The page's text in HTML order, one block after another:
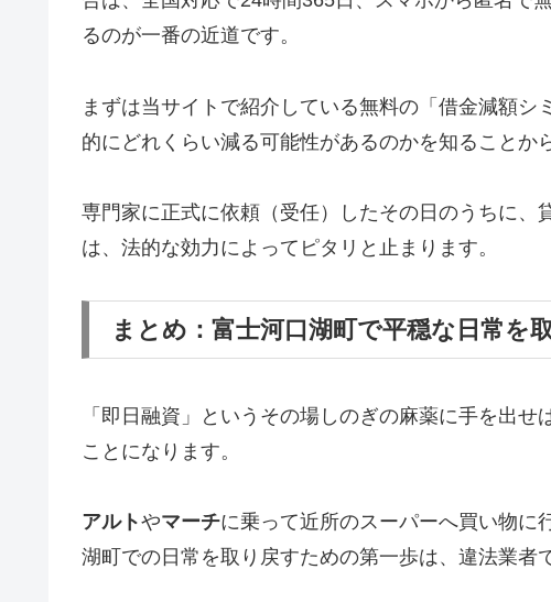
るのが一番の近道です。
まずは当サイトで紹介している無料の「借金減額
的にどれくらい減る可能性があるのかを知ることか
専門家に正式に依頼（受任）したその日のうちに、
は、法的な効力によってピタリと止まります。
まとめ：富士河口湖町で平穏な日常を
「即日融資」というその場しのぎの麻薬に手を出
ことになります。
アルトやマーチに乗って近所のスーパーへ買い物に
湖町での日常を取り戻すための第一歩は、違法業者